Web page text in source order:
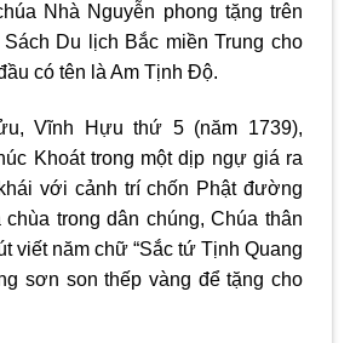
Nhà Nguyễn phong tặng trên
Du lịch Bắc miền Trung cho
có tên là Am Tịnh Độ.
Vĩnh Hựu thứ 5 (năm 1739),
Khoát trong một dịp ngự giá ra
với cảnh trí chốn Phật đường
trong dân chúng, Chúa thân
viết năm chữ “Sắc tứ Tịnh Quang
sơn son thếp vàng để tặng cho